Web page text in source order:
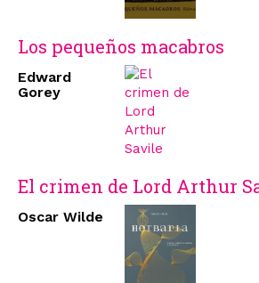
Los pequeños macabros
Edward
Gorey
El crimen de Lord Arthur
Oscar Wilde